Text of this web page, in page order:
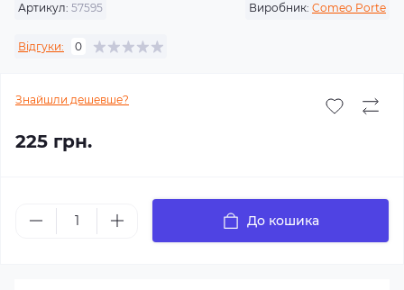
Артикул: 57595 Виробник: Comeo Porte
Відгуки: 0
Знайшли дешевше?
225 грн.
До кошика